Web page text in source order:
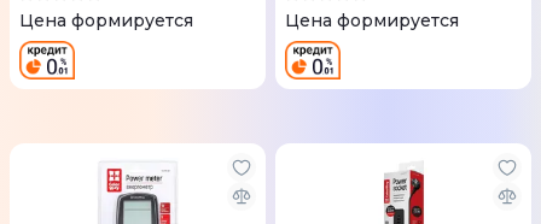
Цена формируется Цена формируется